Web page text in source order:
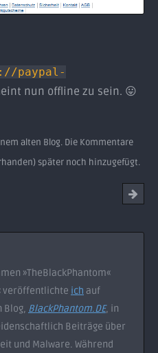
paypal-
nun offline zu sein. 😛
alten Blog. Die Kommentare
später noch hinzugefügt.
»TheBlackPhantom«
veröffentlichte ich auf
Blog, BlackPhantom.DE, in
Beiträge über
und Malware. Während